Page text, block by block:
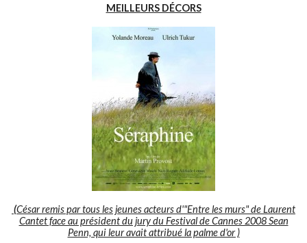
MEILLEURS DÉCORS
(César remis par tous les jeunes acteurs d'"Entre les murs" de Laurent
Cantet face au président du jury du Festival de Cannes 2008 Sean
Penn, qui leur avait attribué la palme d'or )